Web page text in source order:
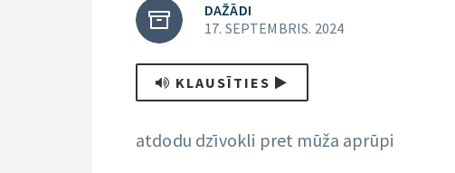
DAŽĀDI
17. SEPTEMBRIS. 2024
KLAUSĪTIES
atdodu dzīvokli pret mūža aprūpi